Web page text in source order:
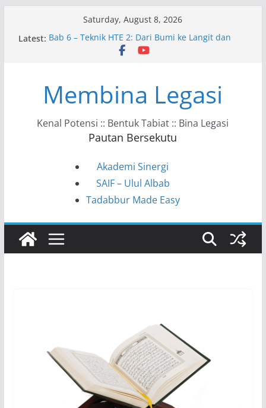
Saturday, August 8, 2026
Latest: Bab 6 – Teknik HTE 2: Dari Bumi ke Langit dan
Bab 8 – Kunci Tadabbur HTE
Bab 7 – Model VAHC–KSSTS–ITPPF
Membina Legasi
Kenal Potensi :: Bentuk Tabiat :: Bina Legasi
Pautan Bersekutu
Akademi Sinergi
SAIF – Ulul Albab
Tadabbur Made Easy